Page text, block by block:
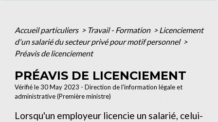
Accueil particuliers > Travail - Formation > Licenciement
d'un salarié du secteur privé pour motif personnel >
Préavis de licenciement
PRÉAVIS DE LICENCIEMENT
Vérifié le 30 May 2023 - Direction de l'information légale et
administrative (Première ministre)
Lorsqu'un employeur licencie un salarié, celui-